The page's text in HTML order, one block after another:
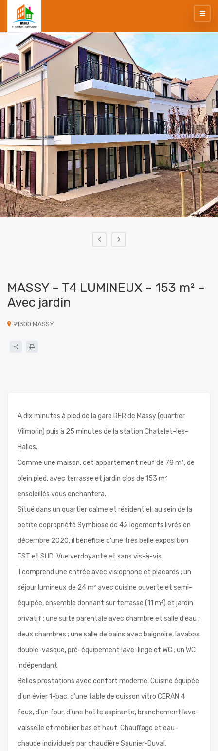
‹ ›
MASSY – T4 LUMINEUX – 153 m² –
Avec jardin
91300 MASSY
A dix minutes à pied de la gare RER de Massy (quartier
Vilmorin) puis à 25 minutes de la station Chatelet-les-
Halles.
Comme une maison, cet appartement neuf de 78 m², de
plein pied, avec terrasse et jardin clos de 153 m²
ensoleillés vous enchantera.
Situé dans un quartier calme et résidentiel, au sein de la
petite copropriété Symbiose de 42 logements livrés en
décembre 2020, il bénéficie d'une très belle exposition
EST et SUD. Vue verdoyante et sans vis-à-vis.
Il comprend une entrée avec visiophone et placards ; un
séjour lumineux de 24 m² avec cuisine ouverte et semi-
équipée, ensemble donnant sur terrasse (11 m²) et jardin
privatif ; une suite parentale avec chambre et salle d'eau ;
deux chambres ; une salle de bains avec baignoire, lavabos
double-vasque, pré-équipement lave-linge et WC ; un WC
indépendant.
Belles prestations avec confort moderne. Cuisine équipée
d'un évier 1-bac, d'une table de cuisson vitro CERAN 4
feux, d'un four, d'une hotte aspirante, branchement lave-
vaisselle et mobilier bas et haut. Chauffage et eau-
chaude individuels par chaudière Saunier-Duval.